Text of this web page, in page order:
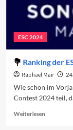
ESC 2024
Ranking der
Raphael Mair
Wie schon im
Contest 2024 teil,
WeiterlesenRead